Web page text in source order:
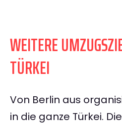
WEITERE
TÜRKEI
Von Berlin aus
in die ganze Türkei.